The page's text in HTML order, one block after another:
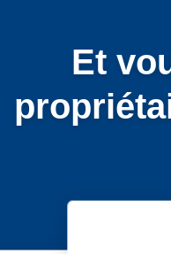
Et
Précédent
Suivant